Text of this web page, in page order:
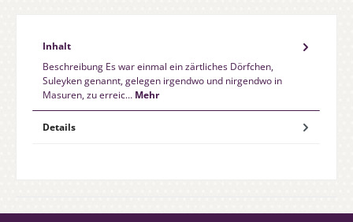
Inhalt
Beschreibung Es war einmal ein zärtliches Dörfchen,
Suleyken genannt, gelegen irgendwo und nirgendwo in
Masuren, zu erreic… Mehr
Details